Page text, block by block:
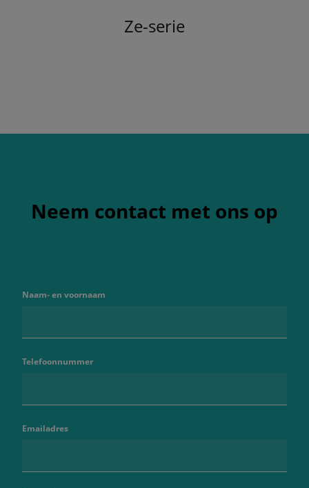
Ze-serie
Neem contact met ons op
Naam- en voornaam
Telefoonnummer
Emailadres